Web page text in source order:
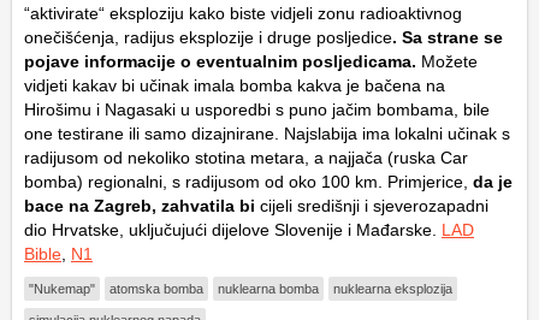
“aktivirate“ eksploziju kako biste vidjeli zonu radioaktivnog
onečišćenja, radijus eksplozije i druge posljedice. Sa strane se
pojave informacije o eventualnim posljedicama. Možete
vidjeti kakav bi učinak imala bomba kakva je bačena na
Hirošimu i Nagasaki u usporedbi s puno jačim bombama, bile
one testirane ili samo dizajnirane. Najslabija ima lokalni učinak s
radijusom od nekoliko stotina metara, a najjača (ruska Car
bomba) regionalni, s radijusom od oko 100 km. Primjerice, da je
bace na Zagreb, zahvatila bi cijeli središnji i sjeverozapadni
dio Hrvatske, uključujući dijelove Slovenije i Mađarske. LAD
Bible N1
"Nukemap" atomska bomba nuklearna bomba nuklearna eksplozija